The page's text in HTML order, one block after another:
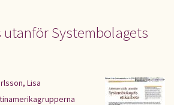
Systembolagets
Lisa